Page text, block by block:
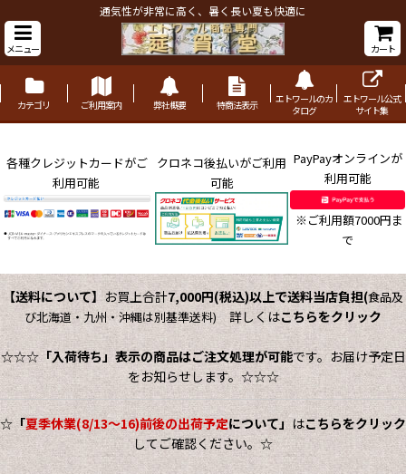
通気性が非常に高く、暑く長い夏も快適に
メニュー カート
カテゴリ ご利用案内 弊社概要 特商法表示
エトワールのカ
タログ
エトワール公式
サイト集
各種クレジットカードがご
利用可能
クロネコ後払いがご利用
可能
PayPayオンラインが
利用可能
※ご利用額7000円ま
で
【送料について】 お買上合計7,000円(税込)以上で送料当店負担(食品及
び北海道・九州・沖縄は別基準送料)詳しくはこちらをクリック
☆☆☆「入荷待ち」表示の商品はご注文処理が可能です。お届け予定日
をお知らせします。☆☆☆
☆「夏季休業(8/13～16)前後の出荷予定について」はこちらをクリック
してご確認ください。☆